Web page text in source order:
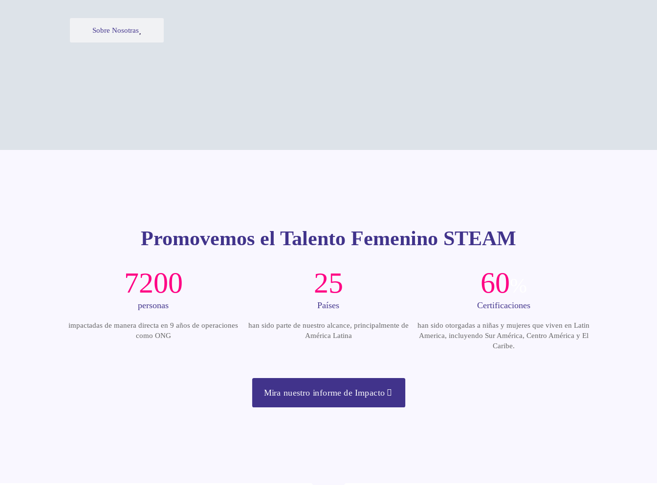
Sobre Nosotras
Promovemos el Talento Femenino STEAM
7200
personas
impactadas de manera directa en 9 años de operaciones
como ONG
25
Países
han sido parte de nuestro alcance, principalmente de
América Latina
60
Certificaciones
han sido otorgadas a niñas y mujeres que viven en Latin
America, incluyendo Sur América, Centro América y El
Caribe.
Mira nuestro informe de Impacto